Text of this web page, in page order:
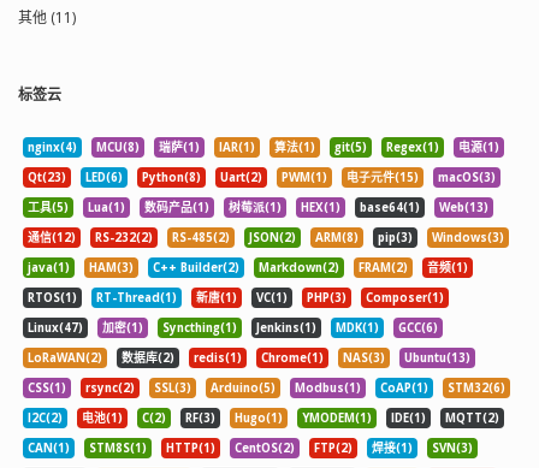
其他 (11)
标签云
nginx(4) MCU(8) 瑞萨(1) IAR(1) 算法(1) git(5) Regex(1)
电源(1)
Qt(23)
LED(6) Python(8) Uart(2) PWM(1) 电子元件(15)
macOS(3)
工具(5)
Lua(1) 数码产品(1) 树莓派(1) HEX(1) base64(1)
Web(13)
通信(12)
RS-232(2) RS-485(2) JSON(2) ARM(8) pip(3)
Windows(3)
java(1)
HAM(3) C++ Builder(2) Markdown(2) FRAM(2)
音频(1)
RTOS(1)
RT-Thread(1) 新唐(1) VC(1) PHP(3)
Composer(1)
Linux(47)
加密(1) Syncthing(1) Jenkins(1) MDK(1)
GCC(6)
LoRaWAN(2)
数据库(2) redis(1) Chrome(1) NAS(3)
Ubuntu(13)
CSS(1)
rsync(2) SSL(3) Arduino(5) Modbus(1) CoAP(1)
STM32(6)
I2C(2)
电池(1) C(2) RF(3) Hugo(1) YMODEM(1) IDE(1)
MQTT(2)
CAN(1)
STM8S(1) HTTP(1) CentOS(2) FTP(2) 焊接(1)
SVN(3)